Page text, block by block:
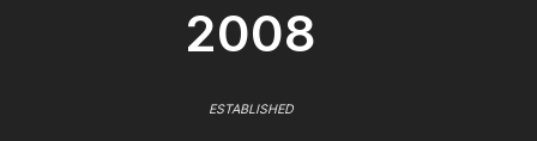
2008
ESTABLISHED